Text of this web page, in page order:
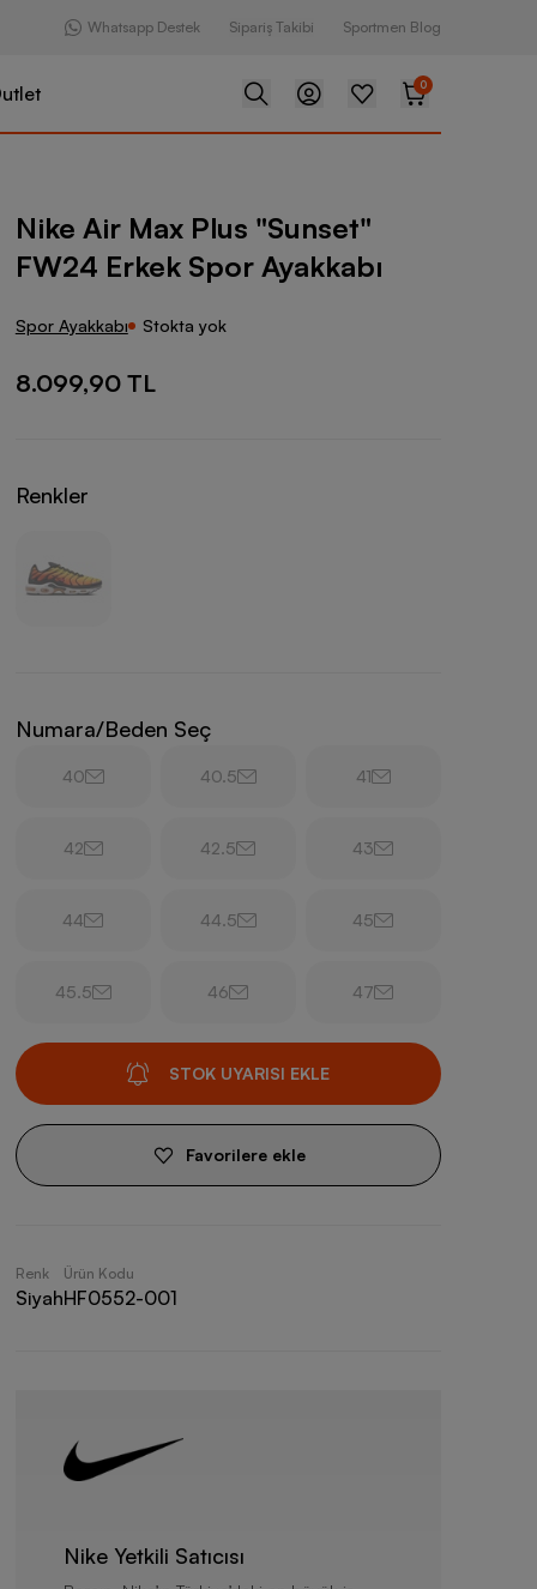
Whatsapp Destek Sipariş Takibi Sportmen Blog
0
"Sunset" FW24 Erkek Spor Ayakkabı
Nike Air Max Plus "Sunset"
FW24 Erkek Spor Ayakkabı
Spor Ayakkabı Stokta yok
8.099,90 TL
Renkler
Numara/Beden Seç
40 40.5 41
42 42.5 43
44 44.5 45
45.5 46 47
STOK UYARISI EKLE
Favorilere ekle
Renk
Siyah
Ürün Kodu
HF0552-001
Nike Yetkili Satıcısı